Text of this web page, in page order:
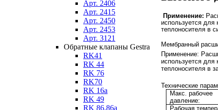
Арт. 2406
Арт. 2415
Арт. 2450
Арт. 2453
Арт. 3121
Обратные клапаны Gestra
RK41
RK 44
RK 76
RK70
RK 16a
RK 49
RK 86,86a
Применение:
используется для
теплоносителя в
Мембранный
Применение:
используется для
теплоносителя в
Технические
Макс. рабочее
давление:
Рабочая